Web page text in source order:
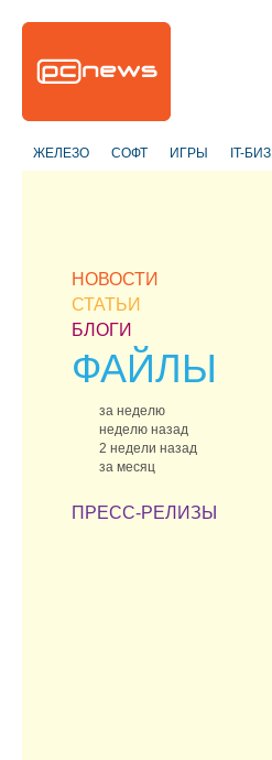
ЖЕЛЕЗО СОФТ ИГРЫ IT-
НОВОСТИ
СТАТЬИ
БЛОГИ
ФАЙЛЫ
за неделю
неделю назад
2 недели назад
за месяц
ПРЕСС-РЕЛИЗЫ